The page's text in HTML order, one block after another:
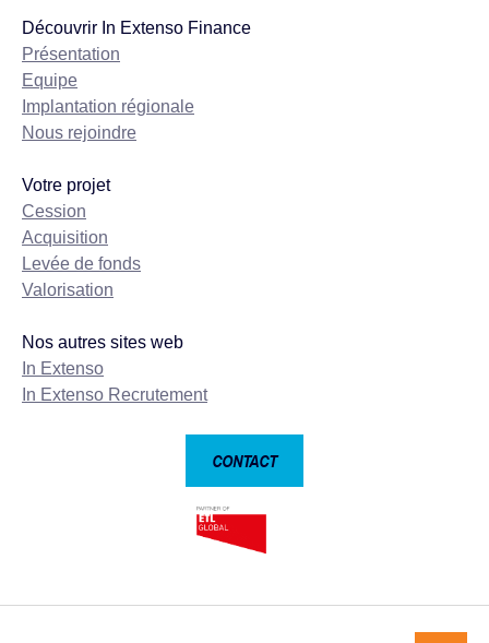
Découvrir In Extenso Finance
Présentation
Equipe
Implantation régionale
Nous rejoindre
Votre projet
Cession
Acquisition
Levée de fonds
Valorisation
Nos autres sites web
In Extenso
In Extenso Recrutement
CONTACT